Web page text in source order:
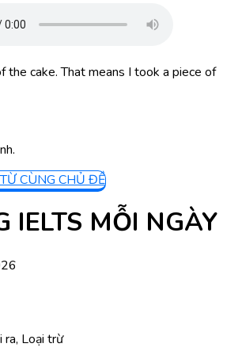
the cake. That means I took a piece of
TỪ CÙNG CHỦ ĐỀ
IELTS MỖI NGÀY
ra, Loại trừ